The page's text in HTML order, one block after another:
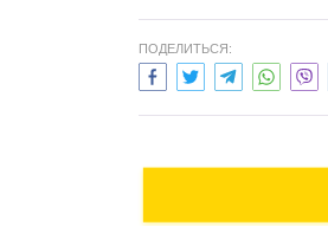
ПОДЕЛИТЬСЯ: